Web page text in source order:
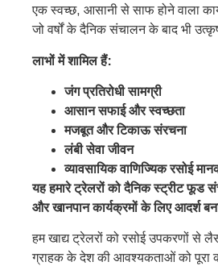
एक स्वच्छ, आसानी से साफ होने वाला
जो वर्षों के दैनिक संचालन के बाद भी
लाभों में शामिल हैं:
जंग प्रतिरोधी सामग्री
आसान सफाई और स्वच्छता
मजबूत और टिकाऊ संरचना
लंबी सेवा जीवन
व्यावसायिक वाणिज्यिक रसोई
यह हमारे ट्रेलरों को दैनिक स्ट्रीट फूड
और खानपान कार्यक्रमों के लिए आदर्श
हम खाद्य ट्रेलरों को रसोई उपकरणों से
ग्राहक के देश की आवश्यकताओं को पूरा